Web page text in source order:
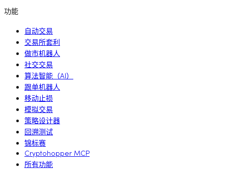
功能
自动交易
交易所套利
做市机器人
社交交易
算法智能（AI）
跟单机器人
移动止损
模拟交易
策略设计器
回溯测试
锦标赛
Cryptohopper MCP
所有功能